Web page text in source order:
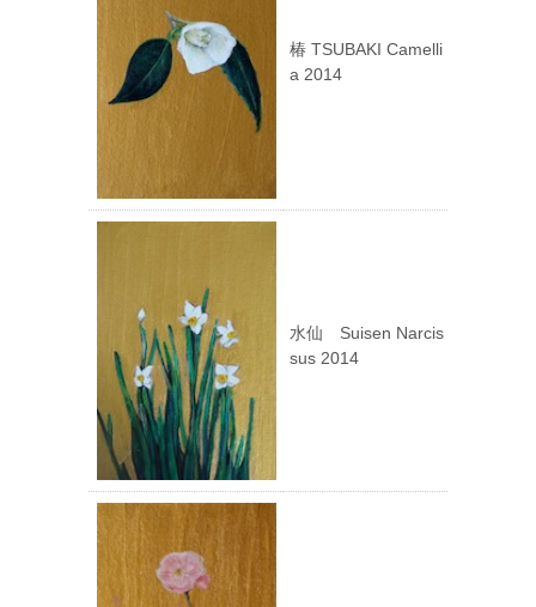
椿 TSUBAKI Camelli
a 2014
水仙 Suisen Narcis
sus 2014